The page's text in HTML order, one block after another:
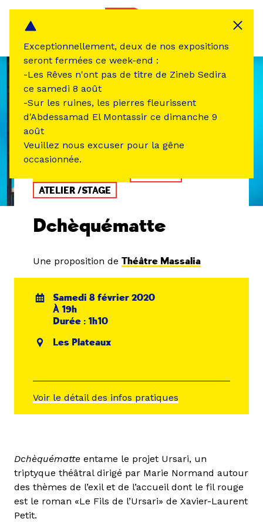
ATELIER /STAGE
Dchèquématte
Une proposition de Théâtre Massalia
Samedi 8 février 2020
À 19h
Durée : 1h10
Les Plateaux
Voir le détail des infos pratiques
Dchèquématte entame le projet Ursari, un
triptyque théâtral dirigé par Marie Normand autour
des thèmes de l’exil et de l’accueil dont le fil rouge
est le roman «Le Fils de l’Ursari» de Xavier-Laurent
Petit.
Exceptionnellement, deux de nos expositions
seront fermées ce week-end :
-Les Rêves n'ont pas de titre de Zineb Sedira
ce samedi 8 août
-Sur les ruines, les pierres fleurissent
d'Abdessamad El Montassir ce dimanche 9
août
Veuillez nous excuser pour la gêne
occasionnée.
Panneau de gestion des cookies